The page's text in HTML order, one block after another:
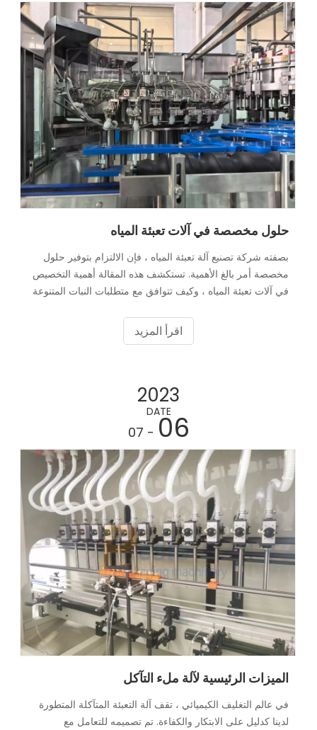
حلول مخصصة في آلات تعبئة المياه
بصفته شركة تصنيع آلة تعبئة المياه ، فإن الالتزام بتوفير حلول
مخصصة أمر بالغ الأهمية. تستكشف هذه المقالة أهمية التخصيص
في آلات تعبئة المياه ، وكيف تتوافق مع متطلبات النبات المتنوعة
اقرأ المزيد
2023
DATE06
- 07
الميزات الرئيسية لآلة ملء التآكل
في عالم التغليف الكيميائي ، تقف آلة التعبئة المتآكلة المتطورة
لدينا كدليل على الابتكار والكفاءة. تم تصميمه للتعامل مع